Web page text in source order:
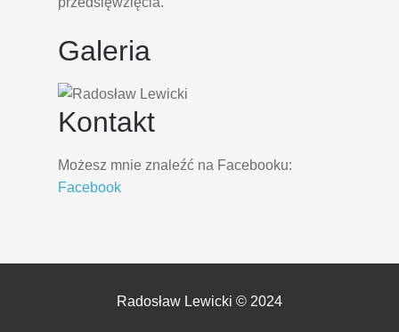
Galeria
Kontakt
Możesz mnie znaleźć na Facebooku:
Facebook
Radosław Lewicki © 2024